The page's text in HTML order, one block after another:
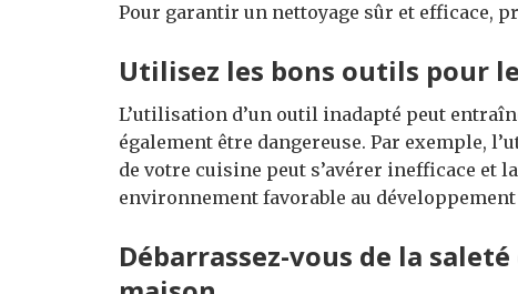
Pour garantir un nettoyage sûr et efficace,
Utilisez les bons outils pour
L’utilisation d’un outil inadapté peut
également être dangereuse. Par exemple,
de votre cuisine peut s’avérer inefficace et
environnement favorable au
Débarrassez-vous de la